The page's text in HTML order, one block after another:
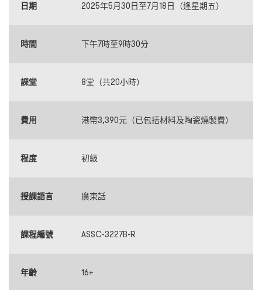
日期 2025年5月30日至7月18日（逢星期五）
時間 下午7時至9時30分
課堂 8堂（共20小時）
費用 港幣3,390元（已包括材料及陶瓷燒製費）
程度 初級
授課語言 廣東話
課程編號 ASSC-3227B-R
年齡 16+